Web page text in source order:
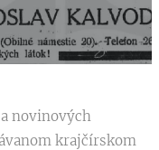
novinových
krajčírskom